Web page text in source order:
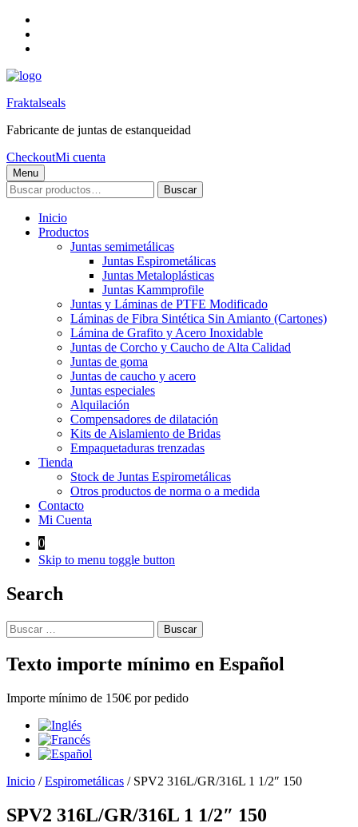
content
footer
Fraktalseals
Fabricante de juntas de estanqueidad
CheckoutMi cuenta
Menu
Buscar
por:
Buscar
Inicio
Productos
Juntas semimetálicas
Juntas Espirometálicas
Juntas Metaloplásticas
Juntas Kammprofile
Juntas y Láminas de PTFE Modificado
Láminas de Fibra Sintética Sin Amianto (Cartones)
Lámina de Grafito y Acero Inoxidable
Juntas de Corcho y Caucho de Alta Calidad
Juntas de goma
Juntas de caucho y acero
Juntas especiales
Alquilación
Compensadores de dilatación
Kits de Aislamiento de Bridas
Empaquetaduras trenzadas
Tienda
Stock de Juntas Espirometálicas
Otros productos de norma o a medida
Contacto
Mi Cuenta
0
Skip to menu toggle button
Search
Buscar:
Texto importe mínimo en Español
Importe mínimo de 150€ por pedido
Inicio /Espirometálicas / SPV2 316L/GR/316L 1 1/2″ 150
SPV2 316L/GR/316L 1 1/2″ 150